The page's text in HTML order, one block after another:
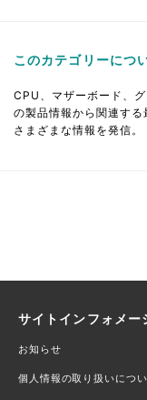
このカテゴリーにつ
CPU、マザーボード、
の製品情報から関連す
さまざまな情報を発信。
サイトインフォメー
お知らせ
個人情報の取り扱いにつ